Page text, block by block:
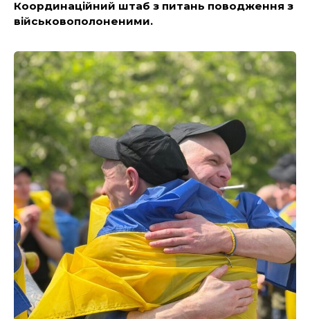
Координаційний штаб з питань поводження з
військовополоненими.